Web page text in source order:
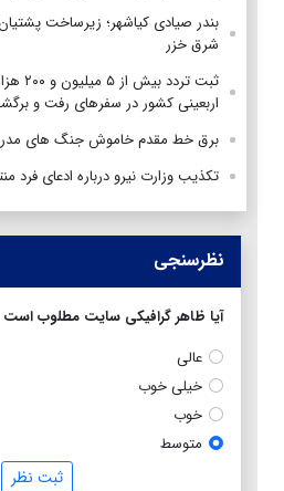
بندر صیادی کیاشهر؛ زیرساخت
شرق خزر
ثبت
اربعینی کشور در سفرهای رفت و
برق خط مقدم خاموش جنگ های
تکذیب وزارت نیرو درباره ادعای فرد
نظرسنجی
آیا ظاهر گرافیکی سایت مطلوب است
عالی
خیلی خوب
خوب
متوسط
ثبت نظر